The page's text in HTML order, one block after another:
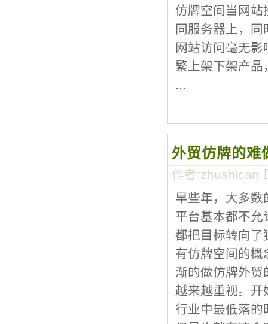
仿牌空间当网站
同服务器上，
网站访问毫无
繁上架下架产
...
外贸仿牌的难
作者:zhushican
早些年，大多
平台基本都不
都把目标转向了
有仿牌空间的
渐的做仿牌外
越来越重视。
行业中最低落的